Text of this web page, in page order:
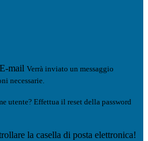
E-mail Verrà inviato un messaggio
necessarie.
utente? Effettua il reset della password
la casella di posta elettronica!